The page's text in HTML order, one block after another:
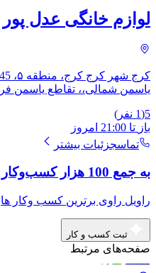
لوازم خانگی عدل پور
یاسمن شمالی،، ​تقاطع یاسمن
5
(
1 نفر)
باز تا 21:00 امروز
تماسجزئیات بیشتر
به جمع 100 هزار کسب‌وکار کرجی در راویل بپیوندید
راویل راوی برترین کسب وکار ها
ثبت کسب و کار
صفحه‌های مرتبط